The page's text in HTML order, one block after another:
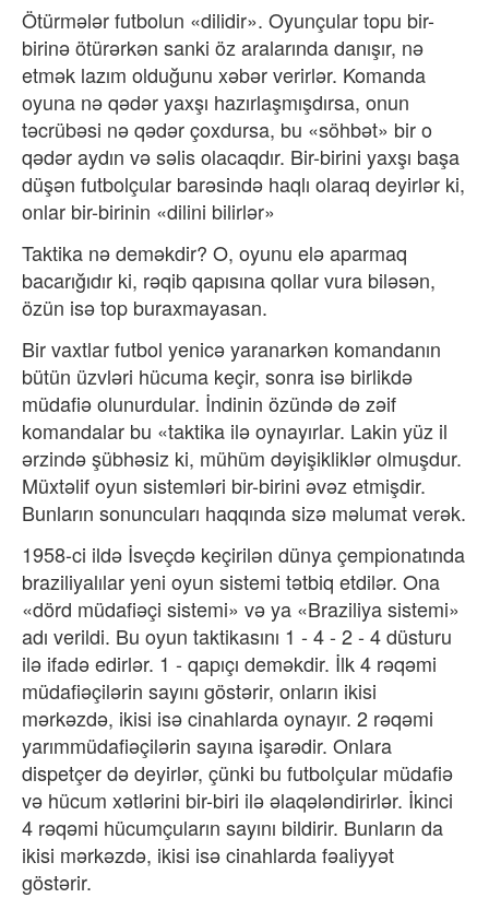
Ötürmələr futbolun «dilidir». Oyunçular topu bir-
birinə ötürərkən sanki öz aralarında danışır, nə
etmək lazım olduğunu xəbər verirlər. Komanda
oyuna nə qədər yaxşı hazırlaşmışdırsa, onun
təcrübəsi nə qədər çoxdursa, bu «söhbət» bir o
qədər aydın və səlis olacaqdır. Bir-birini yaxşı başa
düşən futbolçular barəsində haqlı olaraq deyirlər ki,
onlar bir-birinin «dilini bilirlər»
Taktika nə deməkdir? O, oyunu elə aparmaq
bacarığıdır ki, rəqib qapısına qollar vura biləsən,
özün isə top buraxmayasan.
Bir vaxtlar futbol yenicə yaranarkən komandanın
bütün üzvləri hücuma keçir, sonra isə birlikdə
müdafiə olunurdular. İndinin özündə də zəif
komandalar bu «taktika ilə oynayırlar. Lakin yüz il
ərzində şübhəsiz ki, mühüm dəyişikliklər olmuşdur.
Müxtəlif oyun sistemləri bir-birini əvəz etmişdir.
Bunların sonuncuları haqqında sizə məlumat verək.
1958-ci ildə İsveçdə keçirilən dünya çempionatında
braziliyalılar yeni oyun sistemi tətbiq etdilər. Ona
«dörd müdafiəçi sistemi» və ya «Braziliya sistemi»
adı verildi. Bu oyun taktikasını 1 - 4 - 2 - 4 düsturu
ilə ifadə edirlər. 1 - qapıçı deməkdir. İlk 4 rəqəmi
müdafiəçilərin sayını göstərir, onların ikisi
mərkəzdə, ikisi isə cinahlarda oynayır. 2 rəqəmi
yarımmüdafiəçilərin sayına işarədir. Onlara
dispetçer də deyirlər, çünki bu futbolçular müdafiə
və hücum xətlərini bir-biri ilə əlaqələndirirlər. İkinci
4 rəqəmi hücumçuların sayını bildirir. Bunların da
ikisi mərkəzdə, ikisi isə cinahlarda fəaliyyət
göstərir.